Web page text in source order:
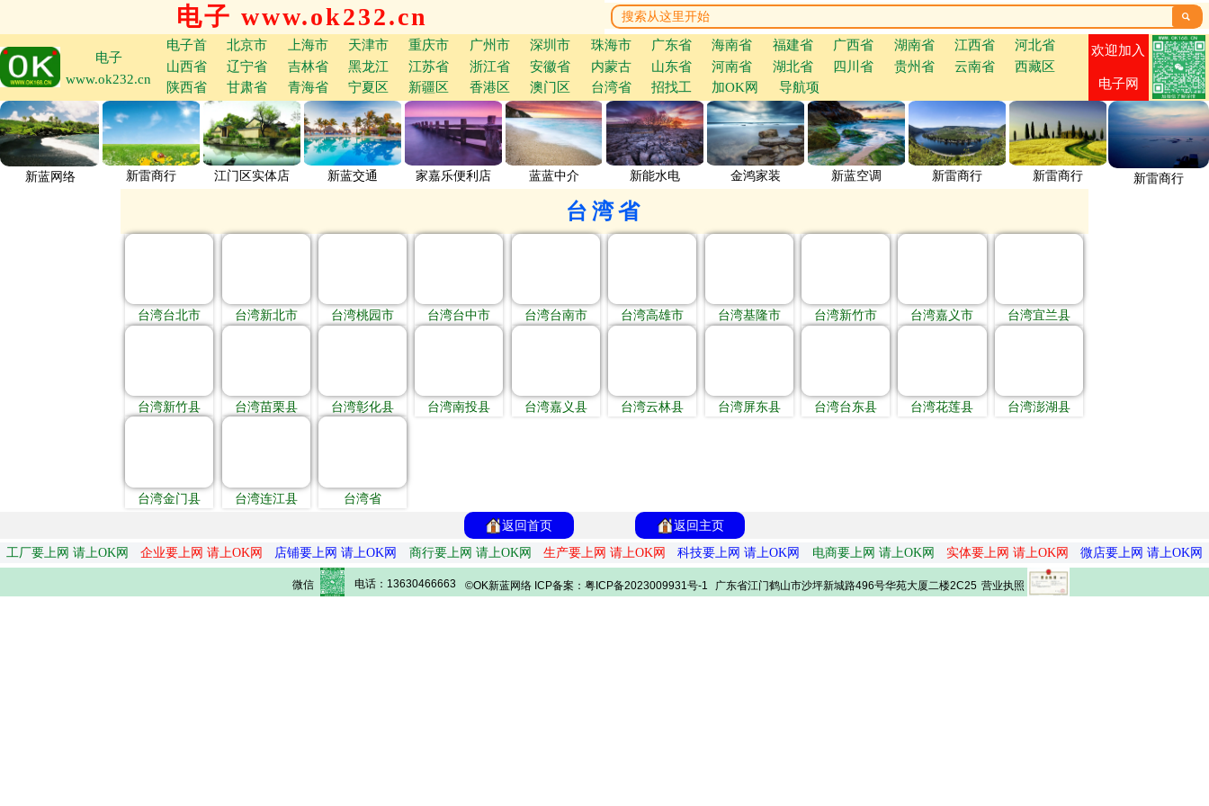
电子 www.ok232.cn 
电子
www.ok232.cn
电子首 北京市 上海市 天津市 重庆市 广州市 深圳市 珠海市 广东省 海南省 福建省 广西省 湖南省 江西省
河北省
山西省
辽宁省 吉林省 黑龙江 江苏省 浙江省 安徽省 内蒙古 山东省 河南省 湖北省 四川省 贵州省 云南省
西藏区
陕西省
甘肃省 青海省 宁夏区 新疆区 香港区 澳门区 台湾省 招找工 加OK网 导航项
欢迎加入
电子网
新蓝网络 新雷商行 江门区实体店 新蓝交通 家嘉乐便利店 蓝蓝中介 新能水电 金鸿家装 新蓝空调 新雷商行 新雷商行 新雷商行
台湾省
台湾台北市 台湾新北市 台湾桃园市 台湾台中市 台湾台南市 台湾高雄市 台湾基隆市 台湾新竹市 台湾嘉义市 台湾宜兰县
台湾新竹县 台湾苗栗县 台湾彰化县 台湾南投县 台湾嘉义县 台湾云林县 台湾屏东县 台湾台东县 台湾花莲县 台湾澎湖县
台湾金门县 台湾连江县
台湾省
返回首页
返回主页
工厂要上网 请上OK网
企业要上网 请上OK网 店铺要上网 请上OK网 商行要上网 请上OK网 生产要上网 请上OK网 科技要上网 请上OK网 电商要上网 请上OK网 实体要上网 请上OK网 微店要上网 请上OK网
微信 电话：13630466663 ©OK新蓝网络 ICP备案：粤ICP备2023009931号-1 广东省江门鹤山市沙坪新城路496号华苑大厦二楼2C25 营业执照